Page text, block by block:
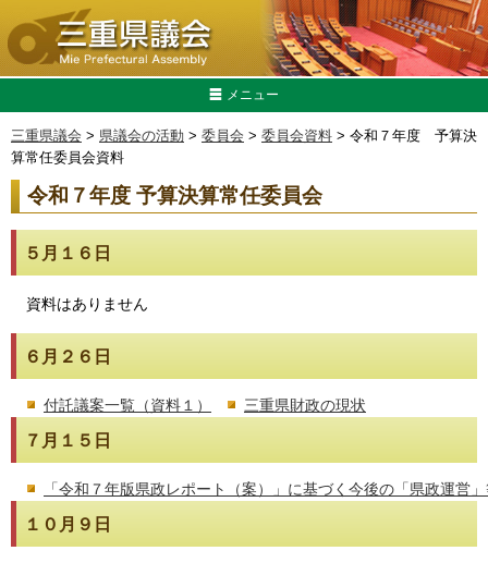
メニュー
三重県議会 > 県議会の活動 > 委員会 > 委員会資料 > 令和７年度 予算決
算常任委員会資料
令和７年度 予算決算常任委員会
５月１６日
資料はありません
６月２６日
付託議案一覧（資料１） 三重県財政の現状
７月１５日
「令和７年版県政レポート（案）」に基づく今後の「県政運営
１０月９日